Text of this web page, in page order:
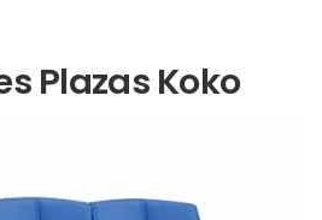
Plazas Koko